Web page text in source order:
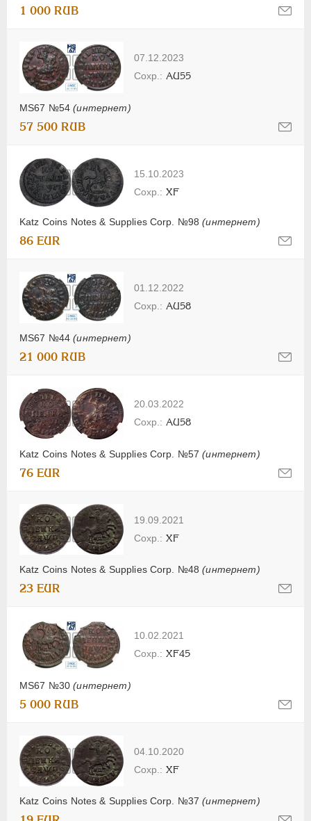
1 000 RUB
07.12.2023
MS67 №54(интернет)
AU55
57 500 RUB
15.10.2023
Katz Coins Notes & Supplies Corp. №98(интернет)
XF
86 EUR
01.12.2022
MS67 №44(интернет)
AU58
21 000 RUB
20.03.2022
Katz Coins Notes & Supplies Corp. №57(интернет)
AU58
76 EUR
19.09.2021
Katz Coins Notes & Supplies Corp. №48(интернет)
XF
23 EUR
10.02.2021
MS67 №30(интернет)
XF45
5 000 RUB
04.10.2020
Katz Coins Notes & Supplies Corp. №37(интернет)
XF